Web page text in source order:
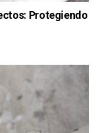
Protegiendo